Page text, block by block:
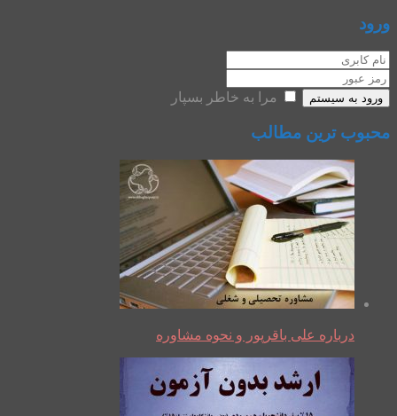
ورود
ورود به سیستم مرا به خاطر بسپار
محبوب ترین مطالب
درباره علی باقرپور و نحوه مشاوره